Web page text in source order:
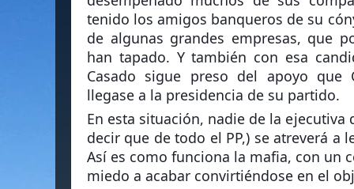
tenido los amigos banqueros de su
de algunas grandes empresas, que
han tapado. Y también con esa
Casado sigue preso del apoyo
llegase a la presidencia de su partido.
En esta situación, nadie de la ejecutiva
decir que de todo el PP,) se atreverá a
Así es como funciona la mafia, con un
miedo a acabar convirtiéndose en el